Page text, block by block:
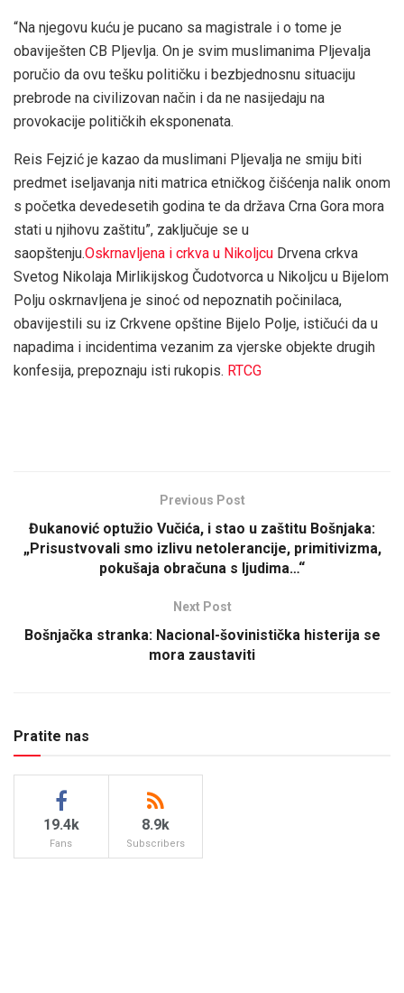
“Na njegovu kuću je pucano sa magistrale i o tome je
obaviješten CB Pljevlja. On je svim muslimanima Pljevalja
poručio da ovu tešku političku i bezbjednosnu situaciju
prebrode na civilizovan način i da ne nasijedaju na
provokacije političkih eksponenata.
Reis Fejzić je kazao da muslimani Pljevalja ne smiju biti
predmet iseljavanja niti matrica etničkog čišćenja nalik onom
s početka devedesetih godina te da država Crna Gora mora
stati u njihovu zaštitu”, zaključuje se u
saopštenju.Oskrnavljena i crkva u Nikoljcu Drvena crkva
Svetog Nikolaja Mirlikijskog Čudotvorca u Nikoljcu u Bijelom
Polju oskrnavljena je sinoć od nepoznatih počinilaca,
obavijestili su iz Crkvene opštine Bijelo Polje, ističući da u
napadima i incidentima vezanim za vjerske objekte drugih
konfesija, prepoznaju isti rukopis. RTCG
Previous Post
Đukanović optužio Vučića, i stao u zaštitu Bošnjaka:
„Prisustvovali smo izlivu netolerancije, primitivizma,
pokušaja obračuna s ljudima…“
Next Post
Bošnjačka stranka: Nacional-šovinistička histerija se
mora zaustaviti
Pratite nas
19.4k
Fans
8.9k
Subscribers